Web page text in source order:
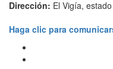
Dirección: El Vigía,
Haga clic para